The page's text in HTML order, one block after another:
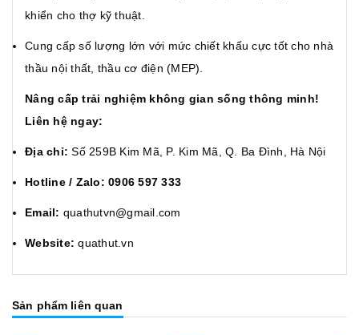
khiển cho thợ kỹ thuật.
Cung cấp số lượng lớn với mức chiết khấu cực tốt cho nhà
thầu nội thất, thầu cơ điện (MEP).
Nâng cấp trải nghiệm không gian sống thông minh!
Liên hệ ngay:
Địa chỉ: Số 259B Kim Mã, P. Kim Mã, Q. Ba Đình, Hà Nội
Hotline / Zalo: 0906 597 333
Email: quathutvn@gmail.com
Website: quathut.vn
Sản phẩm liên quan